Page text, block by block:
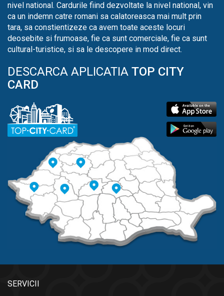
nivel national. Cardurile fiind dezvoltate la nivel national, vin
ca un indemn catre romani sa calatoreasca mai mult prin
tara, sa constientizeze ca avem toate aceste locuri
deosebite si frumoase, fie ca sunt comerciale, fie ca sunt
cultural-turistice, si sa le descopere in mod direct.
DESCARCA APLICATIA TOP CITY
CARD
SERVICII